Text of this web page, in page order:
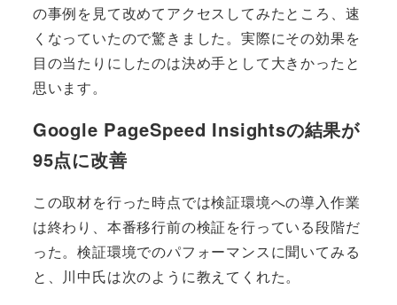
の事例を見て改めてアクセスしてみたところ、速
くなっていたので驚きました。実際にその効果を
目の当たりにしたのは決め手として大きかったと
思います。
Google PageSpeed Insightsの結果が
95点に改善
この取材を行った時点では検証環境への導入作業
は終わり、本番移行前の検証を行っている段階だ
った。検証環境でのパフォーマンスに聞いてみる
と、川中氏は次のように教えてくれた。